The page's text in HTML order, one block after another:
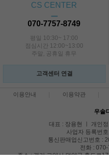
CS CENTER
ㅡ
070-7757-8749
평일 10:30~ 17:00
점심시간 12:00~13:00
주말, 공휴일 휴무
고객센터 연결
이용안내 이용약관
우솔
대표 : 장용현 ㅣ 개인
사업자 등록번
통신판매업신고번호 :
전화 :
주소 : 경기 고양시 덕양구 흥도로